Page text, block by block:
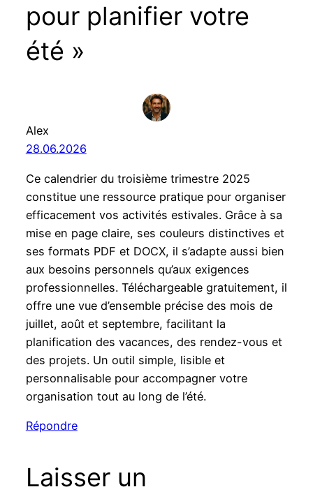
pour planifier votre
été »
Alex
28.06.2026
Ce calendrier du troisième trimestre 2025
constitue une ressource pratique pour organiser
efficacement vos activités estivales. Grâce à sa
mise en page claire, ses couleurs distinctives et
ses formats PDF et DOCX, il s’adapte aussi bien
aux besoins personnels qu’aux exigences
professionnelles. Téléchargeable gratuitement, il
offre une vue d’ensemble précise des mois de
juillet, août et septembre, facilitant la
planification des vacances, des rendez-vous et
des projets. Un outil simple, lisible et
personnalisable pour accompagner votre
organisation tout au long de l’été.
Répondre
Laisser un